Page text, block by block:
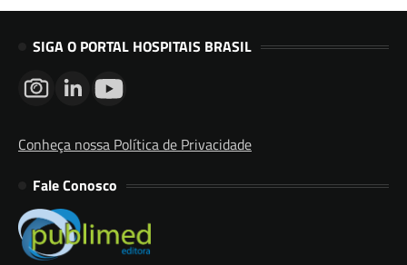
SIGA O PORTAL HOSPITAIS BRASIL
Conheça nossa Política de Privacidade
Fale Conosco